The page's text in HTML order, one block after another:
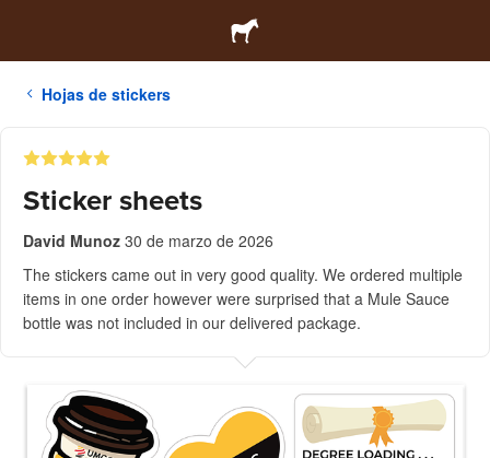
Hojas de stickers
Sticker sheets
David Munoz 30 de marzo de 2026
The stickers came out in very good quality. We ordered multiple
items in one order however were surprised that a Mule Sauce
bottle was not included in our delivered package.